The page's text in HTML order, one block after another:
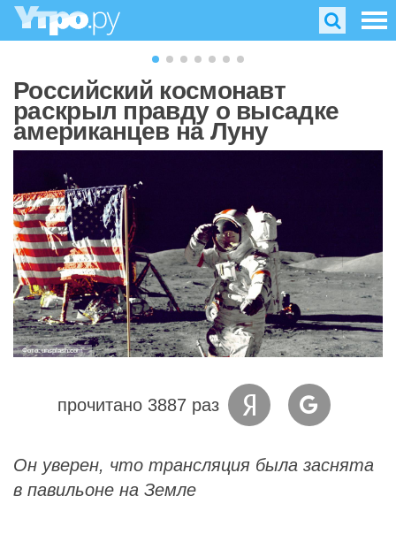
Российский космонавт
раскрыл правду о высадке
американцев на Луну
Фото: unsplash.com
прочитано 3887 раз
Он уверен, что трансляция была заснята
в павильоне на Земле